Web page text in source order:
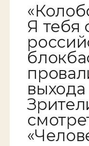
Я тебя
выхода